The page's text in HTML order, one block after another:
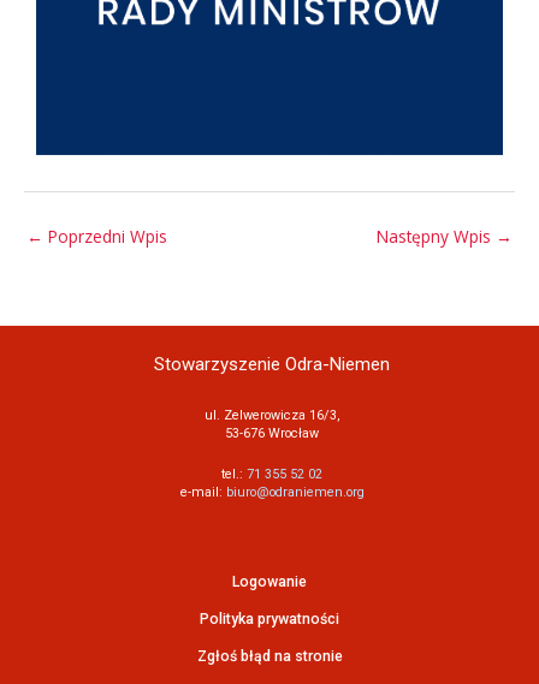
← Poprzedni Wpis Następny Wpis →
Stowarzyszenie Odra-Niemen
ul. Zelwerowicza 16/3,
53-676 Wrocław
tel.: 71 355 52 02
e-mail: biuro@odraniemen.org
Logowanie
Polityka prywatności
Zgłoś błąd na stronie